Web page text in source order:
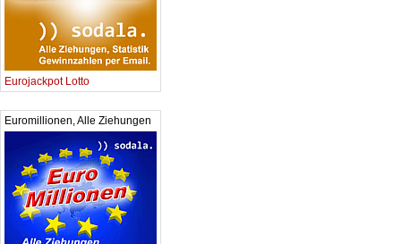
Eurojackpot Lotto
Euromillionen, Alle Ziehungen